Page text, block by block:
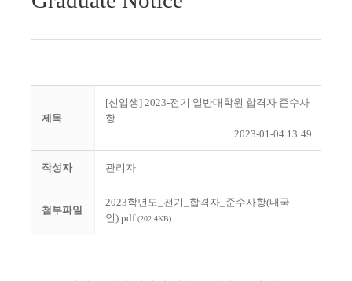
제목
[신입생] 2023-전기 일반대학원 합격자 준수사
항
2023-01-04 13:49
작성자 관리자
첨부파일
2023학년도_전기_합격자_준수사항(내국
인).pdf(202.4KB)